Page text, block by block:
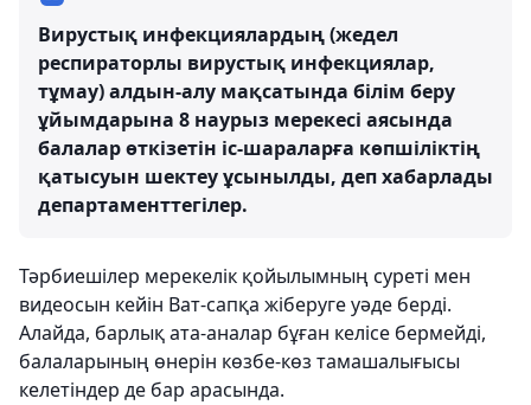
Вирустық инфекциялардың (жедел
респираторлы вирустық инфекциялар,
тұмау) алдын-алу мақсатында білім беру
ұйымдарына 8 наурыз мерекесі аясында
балалар өткізетін іс-шараларға көпшіліктің
қатысуын шектеу ұсынылды, деп хабарлады
департаменттегілер.
Тәрбиешілер мерекелік қойылымның суреті мен
видеосын кейін Ват-сапқа жіберуге уәде берді.
Алайда, барлық ата-аналар бұған келісе бермейді,
балаларының өнерін көзбе-көз тамашалығысы
келетіндер де бар арасында.